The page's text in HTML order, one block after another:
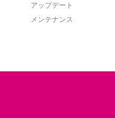
アップデート
メンテナンス